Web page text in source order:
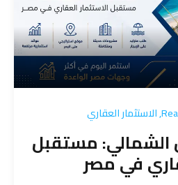
,الاستثمار العقاري
الشمالي: مستقبل
في مصر